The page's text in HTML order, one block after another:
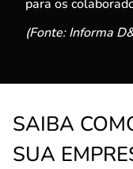
para os
(Fonte: Informa
SAIBA
SUA